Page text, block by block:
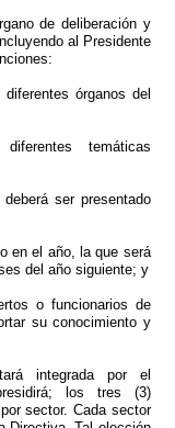
de deliberación y
al Presidente
órganos del
temáticas
ser presentado
en el año, la que será
del año siguiente; y
o funcionarios de
su conocimiento y
integrada por el
los tres (3)
sector. Cada sector